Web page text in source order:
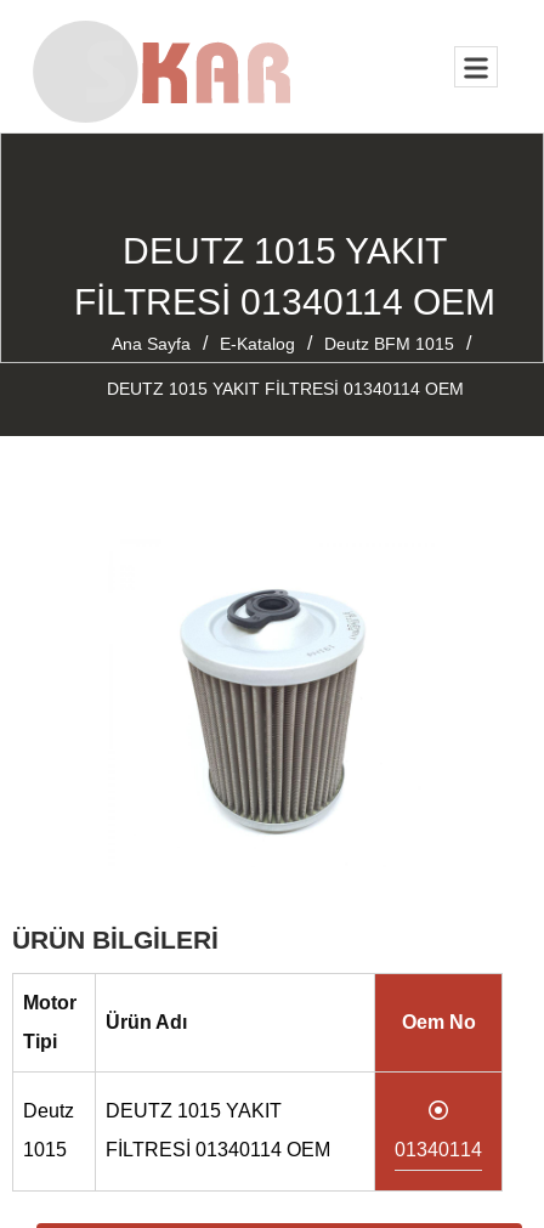
DEUTZ 1015 YAKIT
FİLTRESİ 01340114 OEM
Ana Sayfa / E-Katalog / Deutz BFM 1015 /
DEUTZ 1015 YAKIT FİLTRESİ 01340114 OEM
ÜRÜN BİLGİLERİ
Motor
Tipi
Ürün Adı Oem No
Deutz
1015
DEUTZ 1015 YAKIT
FİLTRESİ 01340114 OEM
01340114